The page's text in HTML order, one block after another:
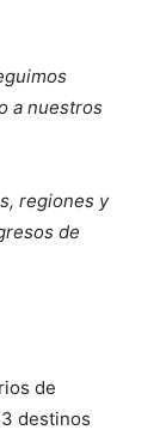
a nuestros
regiones y
de
de
destinos